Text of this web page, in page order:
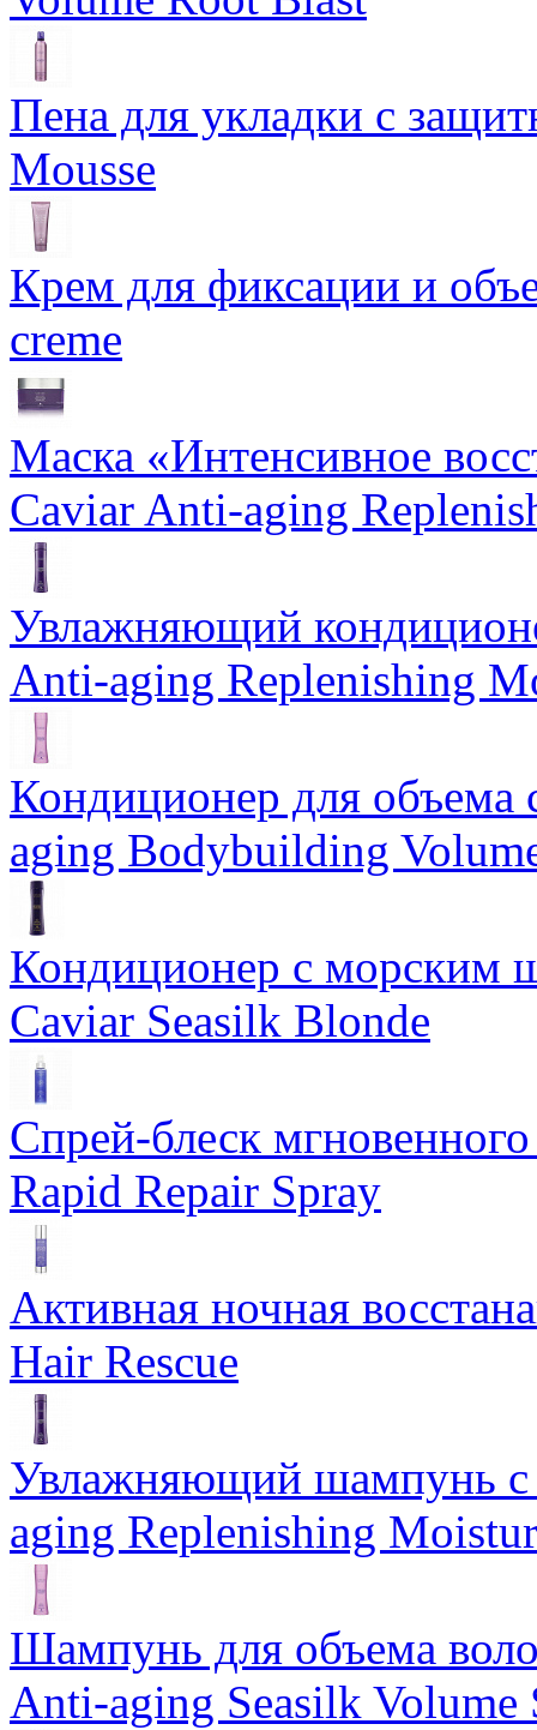
Пена для укладки с
Mousse
Крем для фиксации и
creme
Маска «Интенсивное
Caviar Anti-aging
Увлажняющий
Anti-aging Replenishing
Кондиционер для
aging Bodybuilding
Кондиционер с морским
Caviar Seasilk Blonde
Спрей-блеск
Rapid Repair Spray
Активная ночная
Hair Rescue
Увлажняющий шампунь
aging Replenishing
Шампунь для объема
Anti-aging Seasilk Volume